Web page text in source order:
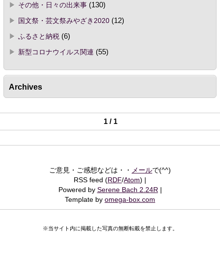
その他・日々の出来事(130)
国文祭・芸文祭みやざき2020(12)
ふるさと納税(6)
新型コロナウイルス関連 (55)
Archives
1 / 1
ご意見・ご感想などは・・ メールで(^^)
RSS feed (RDF/Atom)
Powered by Serene Bach 2.24R
Template by omega-box.com
※当サイト内に掲載した写真の無断転載を禁止します。